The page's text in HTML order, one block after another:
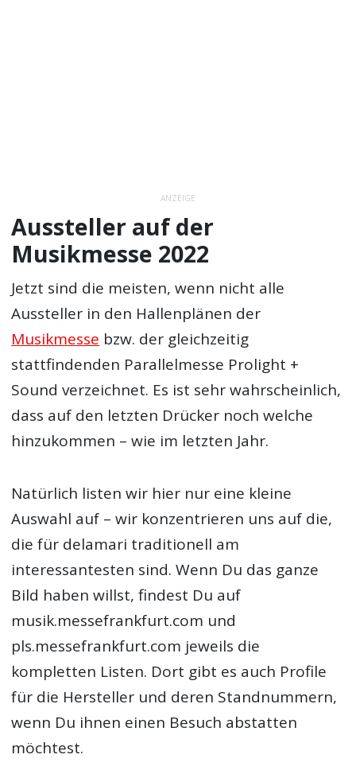
ANZEIGE
Aussteller auf der
Musikmesse 2022
Jetzt sind die meisten, wenn nicht alle
Aussteller in den Hallenplänen der
Musikmesse bzw. der gleichzeitig
stattfindenden Parallelmesse Prolight +
Sound verzeichnet. Es ist sehr wahrscheinlich,
dass auf den letzten Drücker noch welche
hinzukommen – wie im letzten Jahr.
Natürlich listen wir hier nur eine kleine
Auswahl auf – wir konzentrieren uns auf die,
die für delamari traditionell am
interessantesten sind. Wenn Du das ganze
Bild haben willst, findest Du auf
musik.messefrankfurt.com und
pls.messefrankfurt.com jeweils die
kompletten Listen. Dort gibt es auch Profile
für die Hersteller und deren Standnummern,
wenn Du ihnen einen Besuch abstatten
möchtest.